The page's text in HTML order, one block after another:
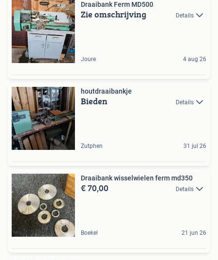
Draaibank Ferm MD500
Zie omschrijving Details
Joure 4 aug 26
houtdraaibankje
Bieden Details
Zutphen 31 jul 26
Draaibank wisselwielen ferm md350
€ 70,00 Details
Boekel 21 jun 26